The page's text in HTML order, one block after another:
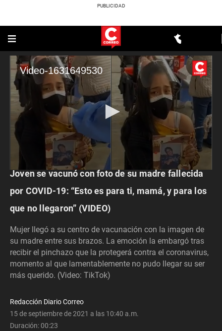
Video-1631649530
0
of
23
seconds
ACTUALIDAD
Joven se vacunó con foto de su madre fallecida
por COVID-19: “Esto es para ti, mamá, y para los
que no llegaron” (VIDEO)
Mujer llegó a su centro de vacunación con la imagen de
su madre entre sus brazos. La emoción la embargó tras
recibir el pinchazo que la protegerá contra el coronavirus,
momento al que lamentablemente no pudo llegar su ser
más querido. (Video: TikTok)
Redacción Diario Correo
15 de septiembre de 2021 a las 10:40 a.m.
Duración:00:23